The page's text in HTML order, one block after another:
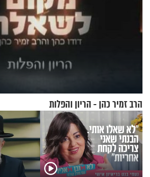
הרב זמיר כהן - הריון והפלות